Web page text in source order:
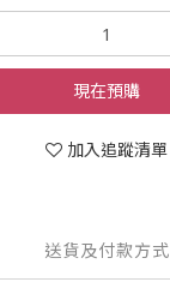
現在預購
加入追蹤清單
送貨及付款方式